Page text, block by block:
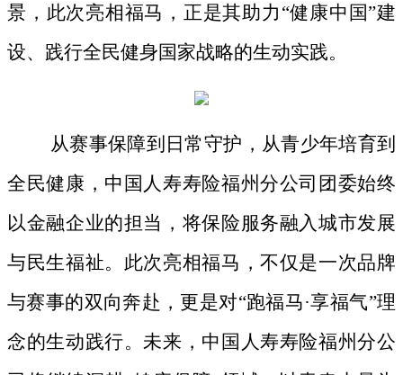
景，此次亮相福马，正是其助力 “健康中国”建
设、践行全民健身国家战略的生动实践。
从赛事保障到日常守护，从青少年培育到
全民健康，中国人寿寿险福州分公司 团委始终
以金融企业的担当，将保险服务融入城市发展
与民生福祉。此次亮相福马，不仅是一次品牌
与赛事的双向奔赴，更是对“跑福马·享福气”理
念的生动践行。未来，中国人寿寿险福州分公